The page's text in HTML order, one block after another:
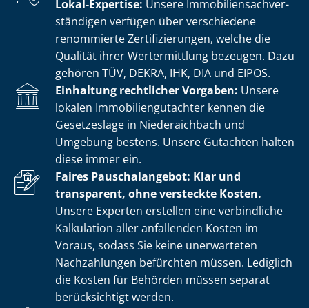
Lokal-Expertise: Unsere Im­mo­bi­li­en­sach­ver­
stän­di­gen verfügen über verschiedene
renommierte Zer­ti­fi­zie­run­gen, welche die
Qualität ihrer Wertermittlung bezeugen. Dazu
gehören TÜV, DEKRA, IHK, DIA und EIPOS.
Einhaltung rechtlicher Vorgaben: Unsere
lokalen Im­mo­bi­li­en­gut­ach­ter kennen die
Gesetzeslage in Niederaichbach und
Umgebung bestens. Unsere Gutachten halten
diese immer ein.
Faires Pauschalangebot: Klar und
transparent, ohne versteckte Kosten.
Unsere Experten erstellen eine verbindliche
Kalkulation aller anfallenden Kosten im
Voraus, sodass Sie keine unerwarteten
Nachzahlungen befürchten müssen. Lediglich
die Kosten für Behörden müssen separat
berücksichtigt werden.